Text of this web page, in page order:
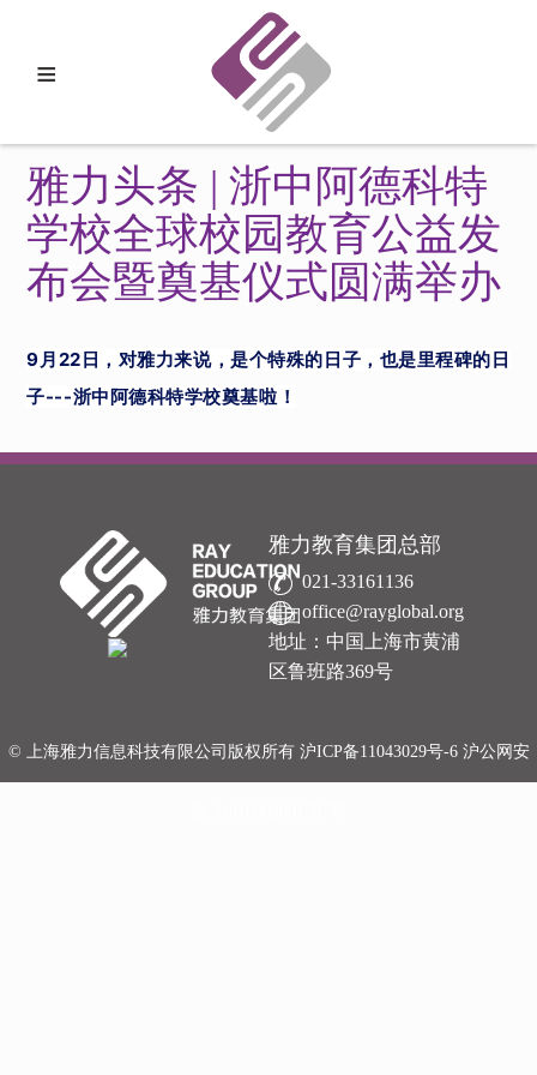
≡
雅力头条 | 浙中阿德科特
学校全球校园教育公益发
布会暨奠基仪式圆满举办
9月22日，对雅力来说，是个特殊的日子，也是里程碑的日
子---浙中阿德科特学校奠基啦！
雅力教育集团总部
021-33161136
office@rayglobal.org
地址：中国上海市黄浦
区鲁班路369号
© 上海雅力信息科技有限公司版权所有 沪ICP备11043029号-6 沪公网安